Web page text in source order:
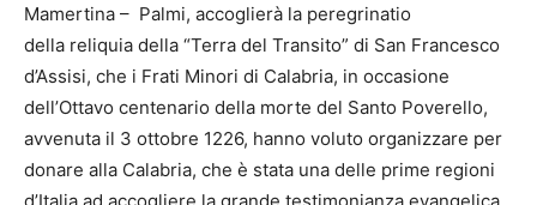
Mamertina – Palmi, accoglierà la peregrinatio
della reliquia della “Terra del Transito” di San Francesco
d’Assisi, che i Frati Minori di Calabria, in occasione
dell’Ottavo centenario della morte del Santo Poverello,
avvenuta il 3 ottobre 1226, hanno voluto organizzare per
donare alla Calabria, che è stata una delle prime regioni
d’Italia ad accogliere la grande testimonianza evangelica